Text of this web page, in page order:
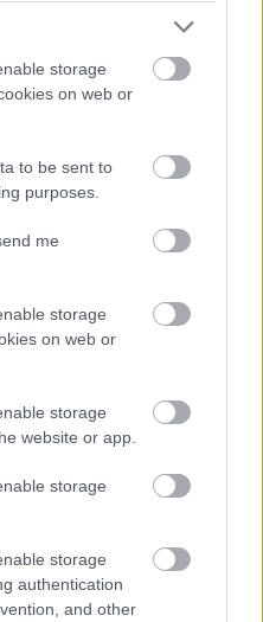
storage
on web or
to be sent to
purposes.
me
storage
on web or
storage
website or app.
storage
storage
authentication
and other